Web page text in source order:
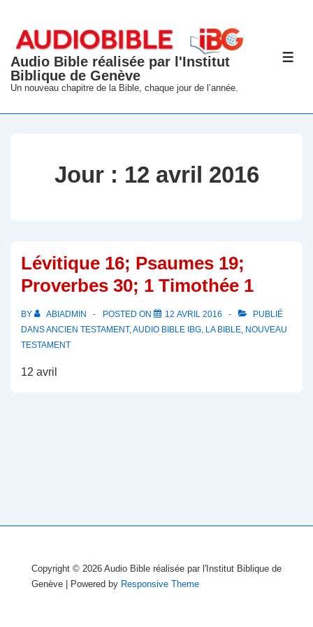
passer
contenu
principal
Audio Bible réalisée par l'Institut
Biblique de Genève
Un nouveau chapitre de la Bible, chaque jour de l’année.
Jour : 12 avril 2016
Lévitique 16; Psaumes 19;
Proverbes 30; 1 Timothée 1
BY ABIADMIN POSTED ON 12 AVRIL 2016
PUBLIÉ
DANSANCIEN TESTAMENT,AUDIO BIBLE IBG, LA BIBLE, NOUVEAU
TESTAMENT
12 avril
Copyright © 2026 Audio Bible réalisée par l'Institut Biblique de
Genève
| Powered by Responsive Theme